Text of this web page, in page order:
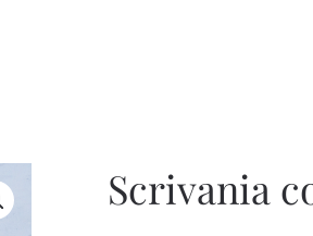
Scrivania